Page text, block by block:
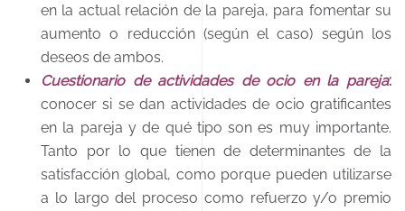
en la actual relación de la pareja, para fomentar su
aumento o reducción (según el caso) según los
deseos de ambos.
Cuestionario de actividades de ocio en la pareja:
conocer si se dan actividades de ocio gratificantes
en la pareja y de qué tipo son es muy importante.
Tanto por lo que tienen de determinantes de la
satisfacción global, como porque pueden utilizarse
a lo largo del proceso como refuerzo y/o premio